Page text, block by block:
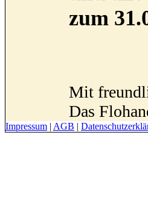
zum
Mit
Das
Impressum | AGB |